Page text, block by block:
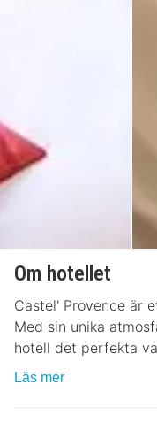
Om hotellet
Castel' Provence är
Med sin unika
hotell det perfekta
Läs mer